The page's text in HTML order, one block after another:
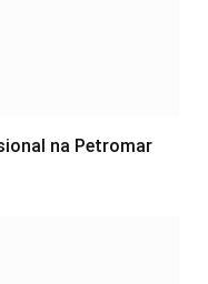
na Petromar